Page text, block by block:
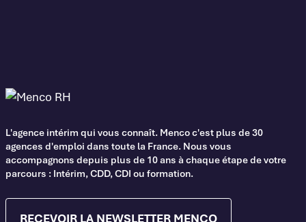
L'agence intérim qui vous connaît. Menco c'est plus de 30
agences d'emploi dans toute la France. Nous vous
accompagnons depuis plus de 10 ans à chaque étape de votre
parcours : Intérim, CDD, CDI ou formation.
RECEVOIR LA NEWSLETTER MENCO